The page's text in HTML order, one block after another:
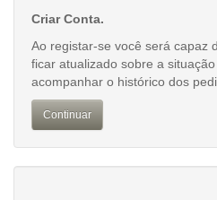
Criar Conta.
Ao registar-se você será capaz
ficar atualizado sobre a
acompanhar o histórico dos
Continuar